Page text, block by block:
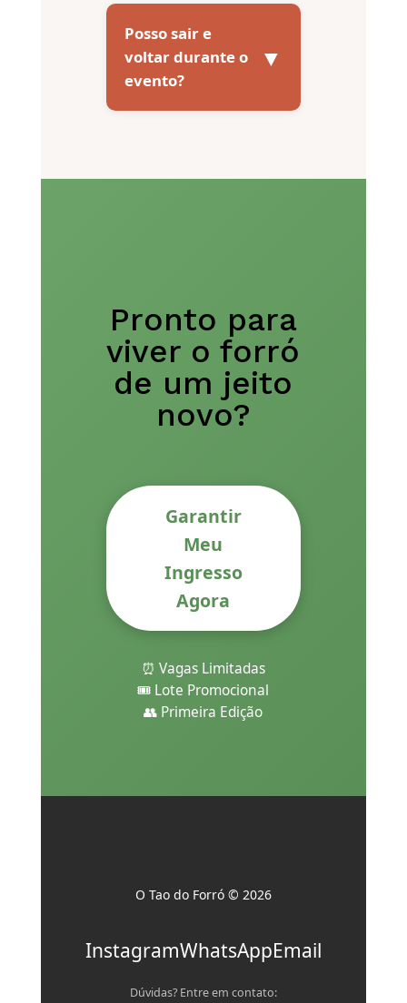
Posso sair e
voltar durante o
evento?
▼
Pronto para
viver o forró
de um jeito
novo?
Garantir
Meu
Ingresso
Agora
⏰ Vagas Limitadas
🎟️ Lote Promocional
👥 Primeira Edição
O Tao do Forró © 2026
InstagramWhatsAppEmail
Dúvidas? Entre em contato: